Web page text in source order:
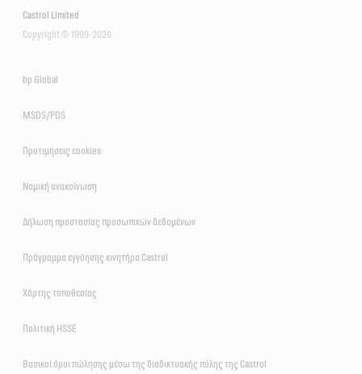
Castrol Limited
Copyright © 1999-2026
bp Global
MSDS/PDS
Προτιμήσεις cookies
Νομική ανακοίνωση
Δήλωση προστασίας προσωπικών δεδομένων
Πρόγραμμα εγγύησης κινητήρα Castrol
Χάρτης τοποθεσίας
Πολιτική HSSE
Βασικοί όροι πώλησης μέσω της διαδικτυακής πύλης της Castrol